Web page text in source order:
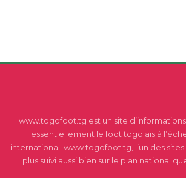
www.togofoot.tg est un site
essentiellement le foot togolais à
international. www.togofoot.tg, l’un des
plus suivi aussi bien sur le plan national